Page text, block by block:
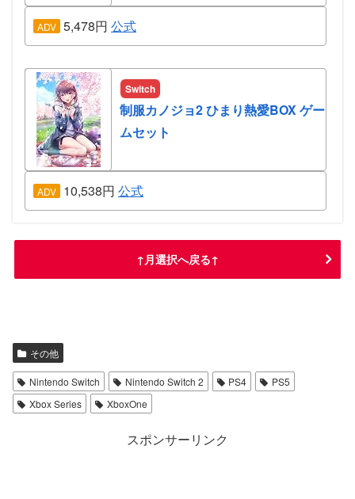
ADV 5,478円 公式
Switch
制服カノジョ2 ひまり熱愛BOX ゲー
ムセット
ADV 10,538円 公式
↑月選択へ戻る↑
その他
Nintendo Switch Nintendo Switch 2 PS4
PS5
Xbox Series
XboxOne
スポンサーリンク